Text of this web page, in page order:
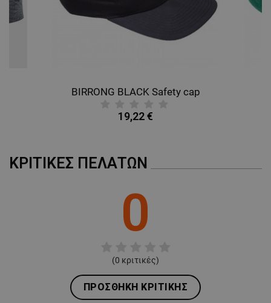
BIRRONG BLACK Safety cap
19,22 €
ΚΡΙΤΙΚΈΣ ΠΕΛΑΤΏΝ
0
(0 κριτικές)
ΠΡΟΣΘΉΚΗ ΚΡΙΤΙΚΉΣ